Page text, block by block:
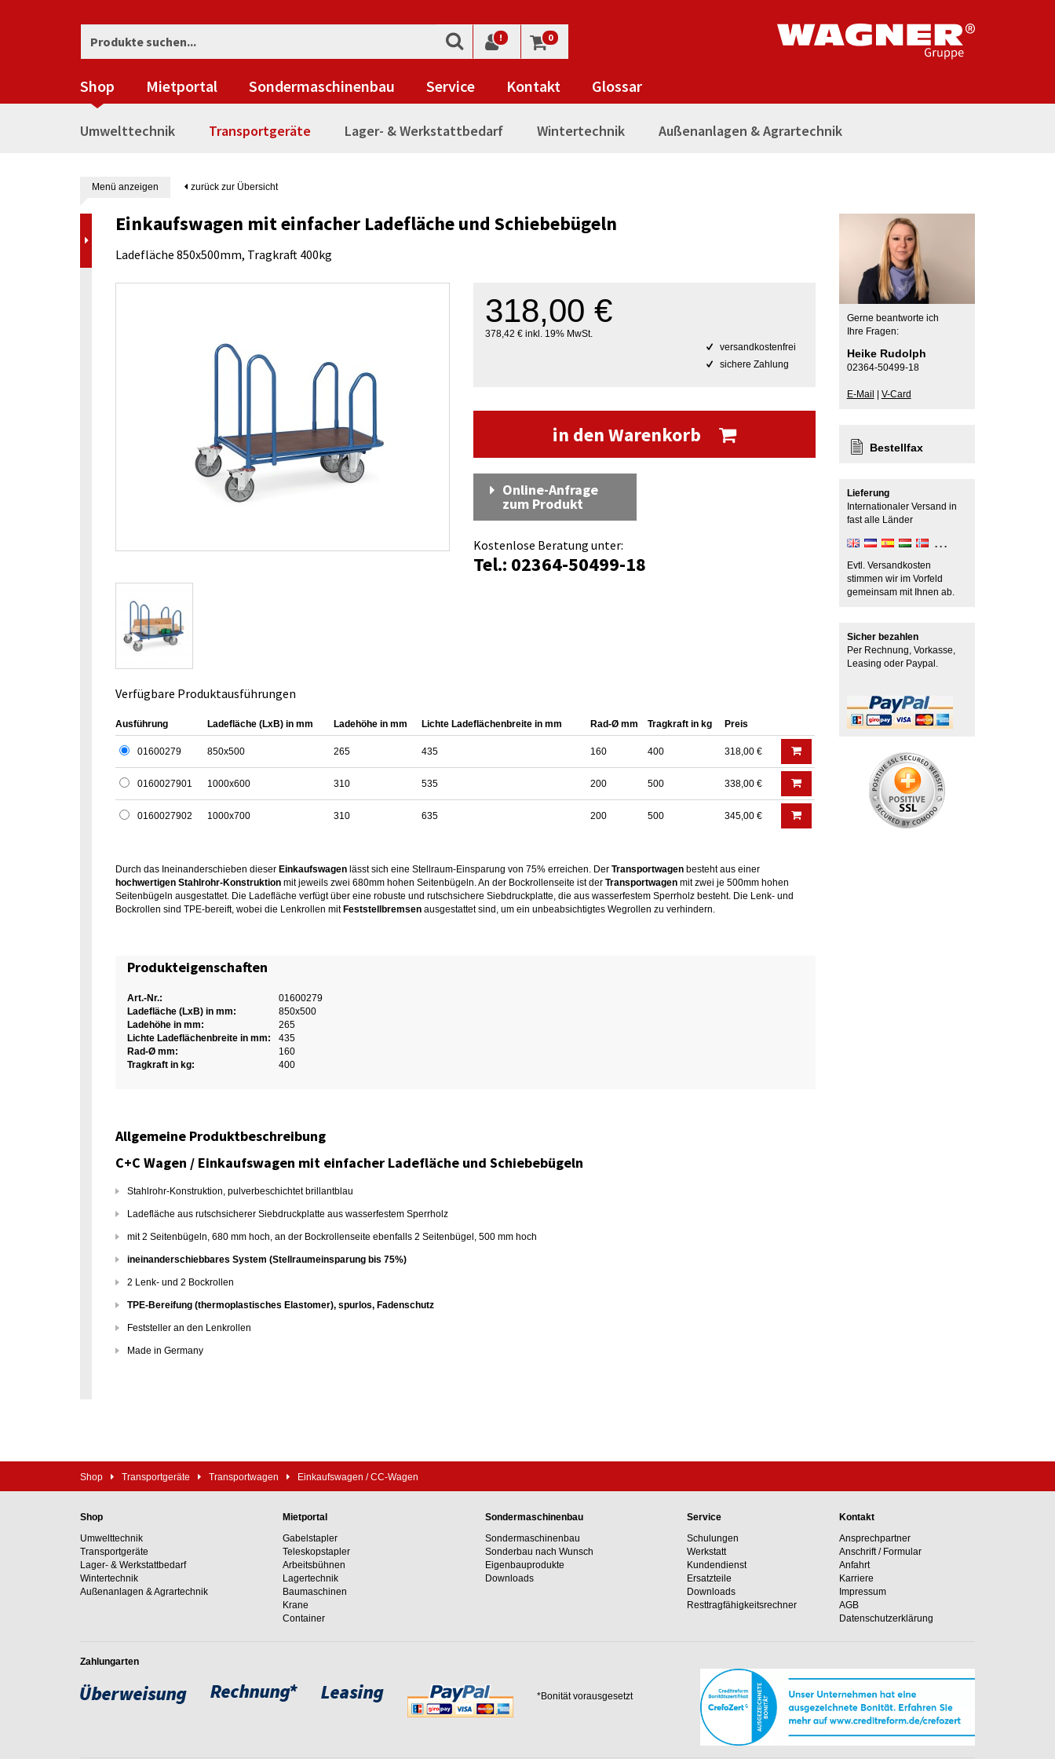
! 0
Shop Mietportal Sondermaschinenbau Service Kontakt Glossar
Umwelttechnik Transportgeräte Lager- & Werkstattbedarf Wintertechnik Außenanlagen & Agrartechnik
Menü anzeigen zurück zur Übersicht
Einkaufswagen mit einfacher Ladefläche und Schiebebügeln
Ladefläche 850x500mm, Tragkraft 400kg
318,00 €
378,42 € inkl. 19% MwSt.
versandkostenfrei
sichere Zahlung
in den Warenkorb
Online-Anfrage
zum Produkt
Kostenlose Beratung unter:
Tel.: 02364-50499-18
Verfügbare Produktausführungen
Ausführung Ladefläche (LxB) in mm Ladehöhe in mm Lichte Ladeflächenbreite in mm Rad-Ø mm Tragkraft in kg Preis
01600279 850x500 265 435 160 400 318,00 €
0160027901 1000x600 310 535 200 500 338,00 €
0160027902 1000x700 310 635 200 500 345,00 €
Durch das Ineinanderschieben dieser Einkaufswagen lässt sich eine Stellraum-Einsparung von 75% erreichen. Der Transportwagen besteht aus einer
hochwertigen Stahlrohr-Konstruktion mit jeweils zwei 680mm hohen Seitenbügeln. An der Bockrollenseite ist der Transportwagen mit zwei je 500mm hohen
Seitenbügeln ausgestattet. Die Ladefläche verfügt über eine robuste und rutschsichere Siebdruckplatte, die aus wasserfestem Sperrholz besteht. Die Lenk- und
Bockrollen sind TPE-bereift, wobei die Lenkrollen mit Feststellbremsen ausgestattet sind, um ein unbeabsichtigtes Wegrollen zu verhindern.
Produkteigenschaften
Art.-Nr.:
01600279
Ladefläche (LxB) in mm:
850x500
Ladehöhe in mm:
265
Lichte Ladeflächenbreite in mm:
435
Rad-Ø mm:
160
Tragkraft in kg:
400
Allgemeine Produktbeschreibung
C+C Wagen / Einkaufswagen mit einfacher Ladefläche und Schiebebügeln
Stahlrohr-Konstruktion, pulverbeschichtet brillantblau
Ladefläche aus rutschsicherer Siebdruckplatte aus wasserfestem Sperrholz
mit 2 Seitenbügeln, 680 mm hoch, an der Bockrollenseite ebenfalls 2 Seitenbügel, 500 mm hoch
ineinanderschiebbares System (Stellraumeinsparung bis 75%)
2 Lenk- und 2 Bockrollen
TPE-Bereifung (thermoplastisches Elastomer), spurlos, Fadenschutz
Feststeller an den Lenkrollen
Made in Germany
Gerne beantworte ich
Ihre Fragen:
Heike Rudolph
02364-50499-18
E-Mail V-Card
Bestellfax
Lieferung
Internationaler Versand in
fast alle Länder
Evtl. Versandkosten
stimmen wir im Vorfeld
gemeinsam mit Ihnen ab.
Sicher bezahlen
Per Rechnung, Vorkasse,
Leasing oder Paypal.
Shop Transportgeräte Transportwagen Einkaufswagen / CC-Wagen
Shop
Umwelttechnik
Transportgeräte
Lager- & Werkstattbedarf
Wintertechnik
Außenanlagen & Agrartechnik
Mietportal
Gabelstapler
Teleskopstapler
Arbeitsbühnen
Lagertechnik
Baumaschinen
Krane
Container
Sondermaschinenbau
Sondermaschinenbau
Sonderbau nach Wunsch
Eigenbauprodukte
Downloads
Service
Schulungen
Werkstatt
Kundendienst
Ersatzteile
Downloads
Resttragfähig­keits­rechner
Kontakt
Ansprechpartner
Anschrift / Formular
Anfahrt
Karriere
Impressum
AGB
Datenschutzerklärung
Zahlungarten
*Bonität vorausgesetzt